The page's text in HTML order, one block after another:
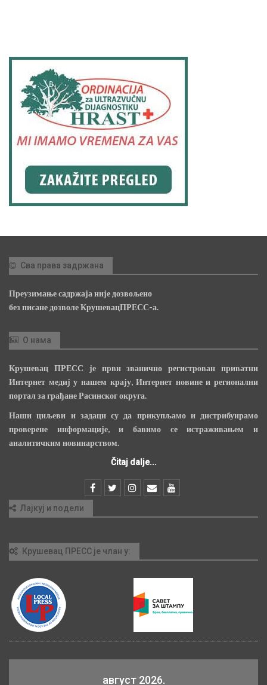
Сва права задржана
Преузимање садржаја није дозвољено
без писане дозволе КрушевацПРЕСС-а.
О нама
Крушевац ПРЕСС је први званично регистрован приватни
Интернет медиј у нашем крају, Интернет новине и регионални
портал за грађане Расинског округа.
Наши циљеви и задаци су да прикупљамо и дистрибуирамо
проверене информације, и бавимо се истраживањем и
аналитичким новинарством.
Čitaj dalje...
Лајкуј и подели
Крушевац ПРЕСС је члан у:
август 2026.